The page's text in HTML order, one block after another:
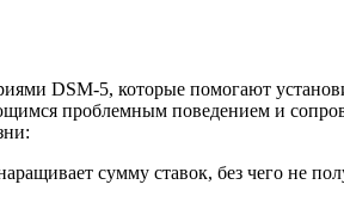
DSM-5, которые помогают
проблемным поведением и
сумму ставок, без чего не